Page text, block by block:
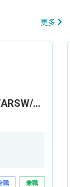
更多
助理復康服務員 (編號：RSD/ARSW/CTE)
職 兼職